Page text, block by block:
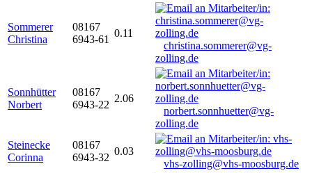
Sommerer
Christina
08167
6943-61
0.11
christina.sommerer@vg-
zolling.de
Sonnhütter
Norbert
08167
6943-22
2.06
norbert.sonnhuetter@vg-
zolling.de
Steinecke
Corinna
08167
6943-32
0.03
vhs-zolling@vhs-moosburg.de